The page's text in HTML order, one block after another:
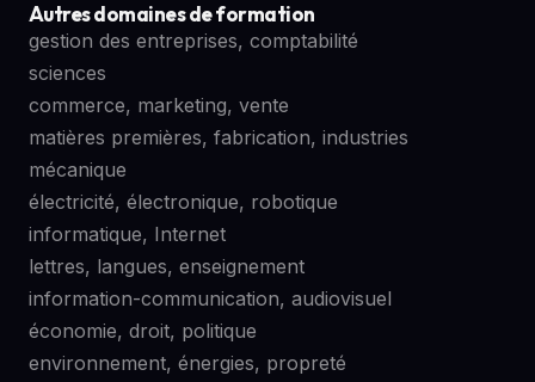
Autres domaines de formation
gestion des entreprises, comptabilité
sciences
commerce, marketing, vente
matières premières, fabrication, industries
mécanique
électricité, électronique, robotique
informatique, Internet
lettres, langues, enseignement
information-communication, audiovisuel
économie, droit, politique
environnement, énergies, propreté